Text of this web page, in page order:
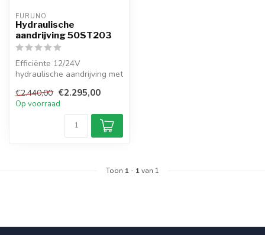
FURUNO
Hydraulische
aandrijving 50ST203
Efficiënte 12/24V
hydraulische aandrijving met
L/min debi...
€2.440,00 €2.295,00
Op voorraad
Toon 1 - 1van 1